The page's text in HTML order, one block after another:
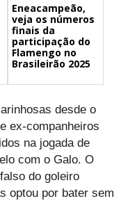
Eneacampeão,
veja os números
finais da
participação do
Flamengo no
Brasileirão 2025
desde o
ex-companheiros
na jogada de
com o Galo. O
do goleiro
optou por bater sem